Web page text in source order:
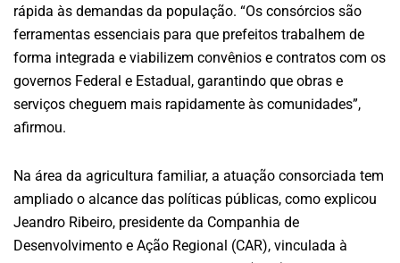
rápida às demandas da população. “Os consórcios são
ferramentas essenciais para que prefeitos trabalhem de
forma integrada e viabilizem convênios e contratos com os
governos Federal e Estadual, garantindo que obras e
serviços cheguem mais rapidamente às comunidades”,
afirmou.
Na área da agricultura familiar, a atuação consorciada tem
ampliado o alcance das políticas públicas, como explicou
Jeandro Ribeiro, presidente da Companhia de
Desenvolvimento e Ação Regional (CAR), vinculada à